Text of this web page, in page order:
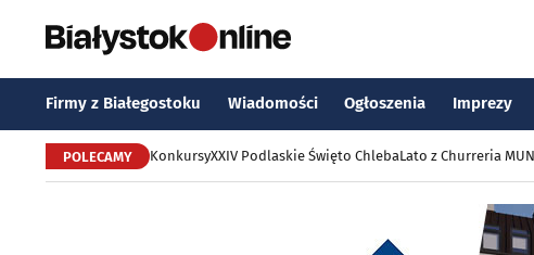
Firmy z Białegostoku Wiadomości Ogłoszenia Imprezy
POLECAMY KonkursyXXIV Podlaskie Święto ChlebaLato z Churreria